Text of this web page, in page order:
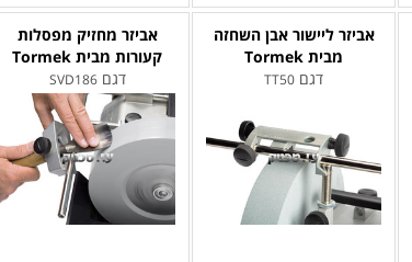
אביזר מחזיק מפסלות
קעורות מבית Tormek
דגםSVD186
אביזר ליישור אבן השחזה
מבית Tormek
דגם TT50